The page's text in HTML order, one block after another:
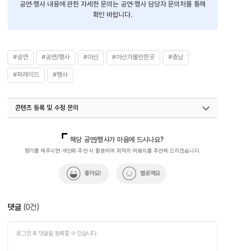
공연·행사 내용에 관한 자세한 문의는 공연·행사 담당자 문의처를 통해
확인 바랍니다.
#공연 #공연/행사 #아산 #아산가볼만한곳 #충남
#퍼레이드 #행사
콘텐츠 등록 및 수정 문의
해당 공연/행사가 마음에 드시나요?
평가를 해주시면 개인화 추천 시 활용하여 최적의 여행지를 추천해 드리겠습니다.
좋아요! 별로예요
댓글 (0건)